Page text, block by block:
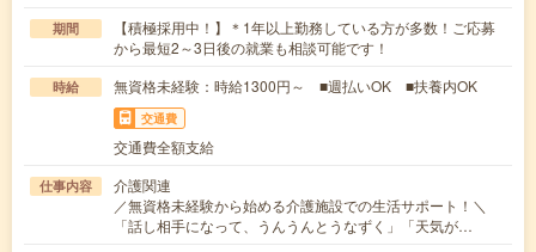
期間
【積極採用中！】＊1年以上勤務している方が多数！ご応募
から最短2～3日後の就業も相談可能です！
時給 無資格未経験：時給1300円～ ■週払いOK ■扶養内OK
交通費
交通費全額支給
仕事内容
介護関連
／無資格未経験から始める介護施設での生活サポート！＼
「話し相手になって、うんうんとうなずく」「天気が…